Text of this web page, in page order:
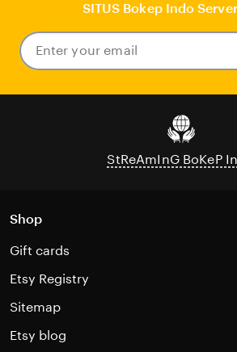
SITUS Bokep Indo
Enter
your
StReAmInG BoKeP
Shop
Gift cards
Etsy Registry
Sitemap
Etsy blog